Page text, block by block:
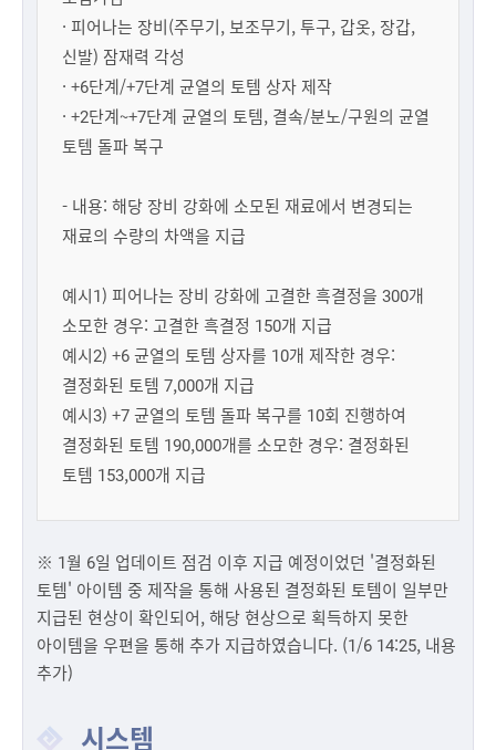
· 피어나는 장비(주무기, 보조무기, 투구, 갑옷, 장갑,
신발) 잠재력 각성
· +6단계/+7단계 균열의 토템 상자 제작
· +2단계~+7단계 균열의 토템, 결속/분노/구원의 균열
토템 돌파 복구
- 내용: 해당 장비 강화에 소모된 재료에서 변경되는
재료의 수량의 차액을 지급
예시1) 피어나는 장비 강화에 고결한 흑결정을 300개
소모한 경우: 고결한 흑결정 150개 지급
예시2) +6 균열의 토템 상자를 10개 제작한 경우:
결정화된 토템 7,000개 지급
예시3) +7 균열의 토템 돌파 복구를 10회 진행하여
결정화된 토템 190,000개를 소모한 경우: 결정화된
토템 153,000개 지급
※ 1월 6일 업데이트 점검 이후 지급 예정이었던 '결정화된
토템' 아이템 중 제작을 통해 사용된 결정화된 토템이 일부만
지급된 현상이 확인되어, 해당 현상으로 획득하지 못한
아이템을 우편을 통해 추가 지급하였습니다. (1/6 14:25, 내용
추가)
시스템